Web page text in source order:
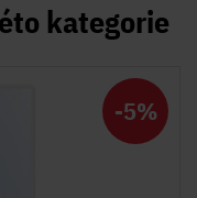
kategorie
-5%